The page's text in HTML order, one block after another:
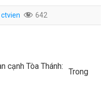
642
Trong